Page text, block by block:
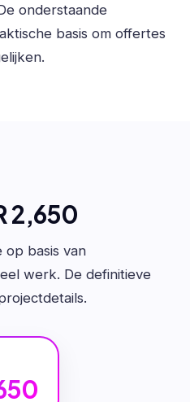
onderstaande
basis om offertes
2,650
op basis van
werk. De definitieve